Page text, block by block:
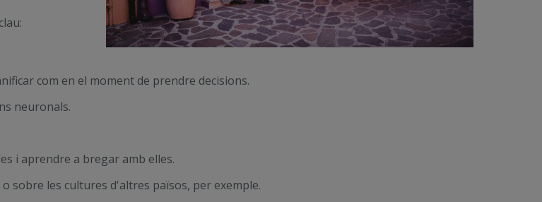
com en el moment de prendre decisions.
neuronals.
i aprendre a bregar amb elles.
sobre les cultures d'altres països, per exemple.